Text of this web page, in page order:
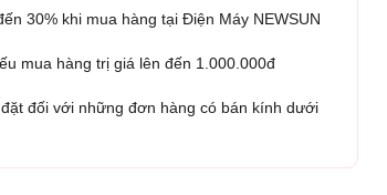
30% khi mua hàng tại Điện Máy NEWSUN
mua hàng trị giá lên đến 1.000.000đ
đặt đối với những đơn hàng có bán kính dưới